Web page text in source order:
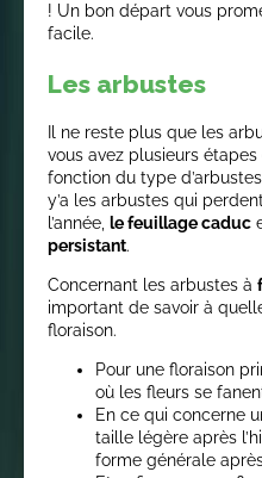
! Un bon départ vous
facile.
Les arbustes
Il ne reste plus que les
vous avez plusieurs
fonction du type
y’a les arbustes qui
l’année, le feuillage caduc
persistant.
Concernant les arbustes à
important de savoir à
floraison.
Pour une floraison
où les fleurs se
En ce qui concerne
taille légère après
forme générale